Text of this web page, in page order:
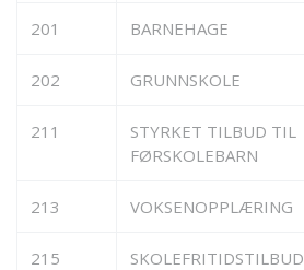
201 BARNEHAGE
202 GRUNNSKOLE
211
STYRKET TILBUD TIL
FØRSKOLEBARN
213 VOKSENOPPLÆRING
215 SKOLEFRITIDSTILBUD